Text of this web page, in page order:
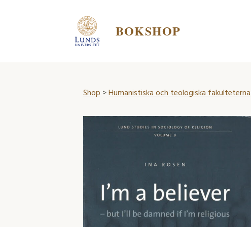
BOKSHOP
Shop>Humanistiska och teologiska fakulteterna